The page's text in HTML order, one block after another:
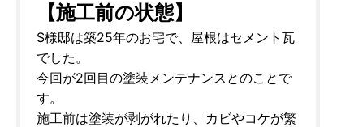
【施工前の状態】
S様邸は築25年のお宅で、屋根はセメント瓦
でした。
今回が2回目の塗装メンテナンスとのことで
す。
施工前は塗装が剥がれたり、カビやコケが繁